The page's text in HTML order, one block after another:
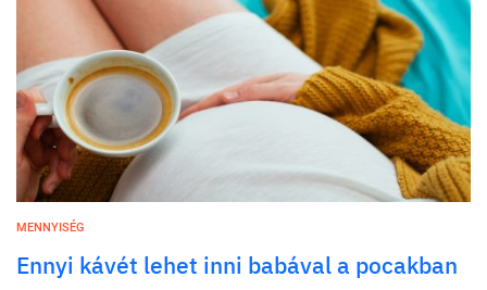
MENNYISÉG
Ennyi kávét lehet inni babával a pocakban